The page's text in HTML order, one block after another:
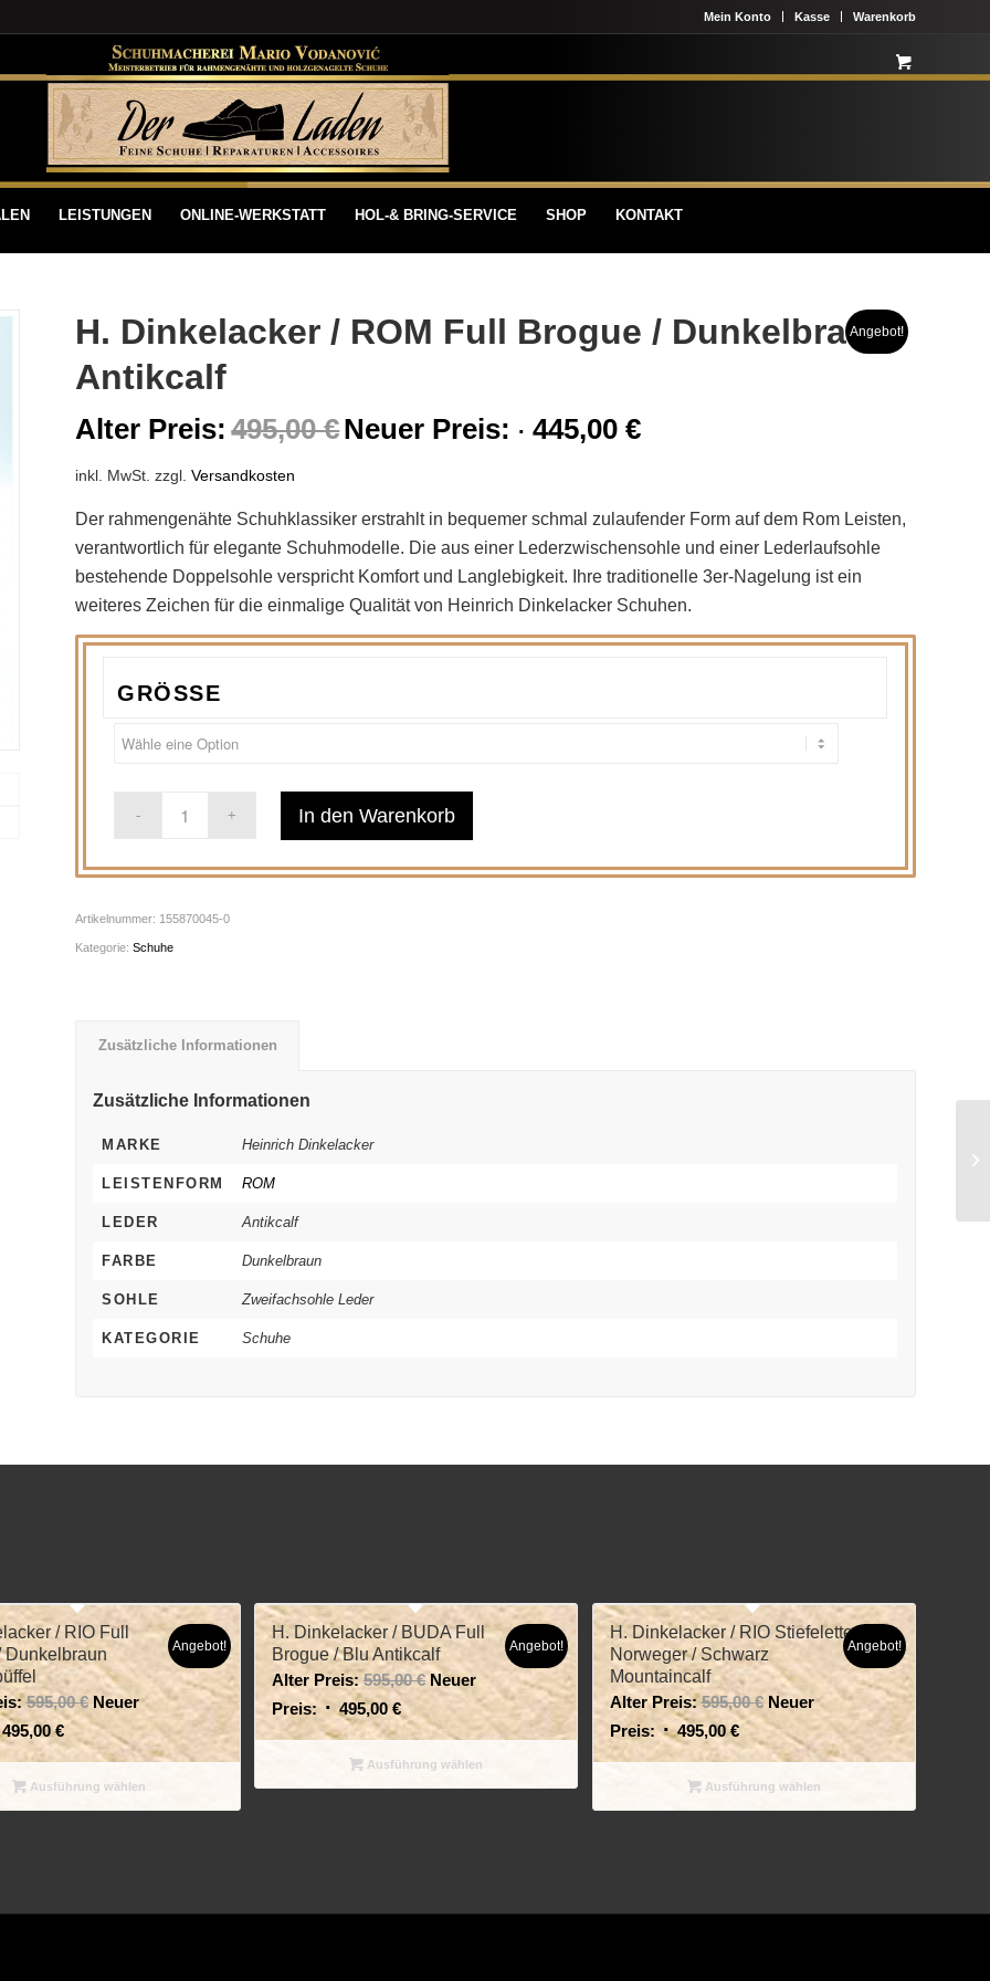
Mein Konto Kasse Warenkorb
LEISTUNGEN ONLINE-WERKSTATT HOL-& BRING-SERVICE SHOP KONTAKT
Angebot!
H. Dinkelacker / ROM Full Brogue / Dunkelbraun
Antikcalf
Alter Preis: 495,00€Neuer Preis: 445,00€
inkl. MwSt. zzgl.Versandkosten
Der rahmengenähte Schuhklassiker erstrahlt in bequemer schmal zulaufender Form auf dem Rom Leisten,
verantwortlich für elegante Schuhmodelle. Die aus einer Lederzwischensohle und einer Lederlaufsohle
bestehende Doppelsohle verspricht Komfort und Langlebigkeit. Ihre traditionelle 3er-Nagelung ist ein
weiteres Zeichen für die einmalige Qualität von Heinrich Dinkelacker Schuhen.
GRÖSSE
In den Warenkorb
Artikelnummer: 155870045-0
Kategorie:Schuhe
Zusätzliche Informationen
Zusätzliche Informationen
MARKE Heinrich Dinkelacker
LEISTENFORM ROM
LEDER Antikcalf
FARBE Dunkelbraun
SOHLE Zweifachsohle Leder
KATEGORIE Schuhe
/ RIO Full
Dunkelbraun
595,00€ Neuer
495,00€
Angebot!
Ausführung wählen
H. Dinkelacker / BUDA Full
Brogue / Blu Antikcalf
Alter Preis: 595,00€ Neuer
Preis:
495,00€
Angebot!
Ausführung wählen
H. Dinkelacker / RIO Stiefelette
Norweger / Schwarz
Mountaincalf
Alter Preis: 595,00€ Neuer
Preis:
495,00€
Angebot!
Ausführung wählen